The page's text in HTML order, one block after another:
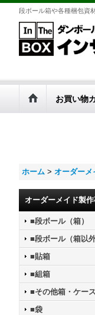
段ボール箱や各種梱包資
お買い物
ホーム > オーダーメ
オーダーメイド製
■段ボール（箱）
■段ボール（箱以外
■貼箱
■組箱
■その他箱・ケース
■袋